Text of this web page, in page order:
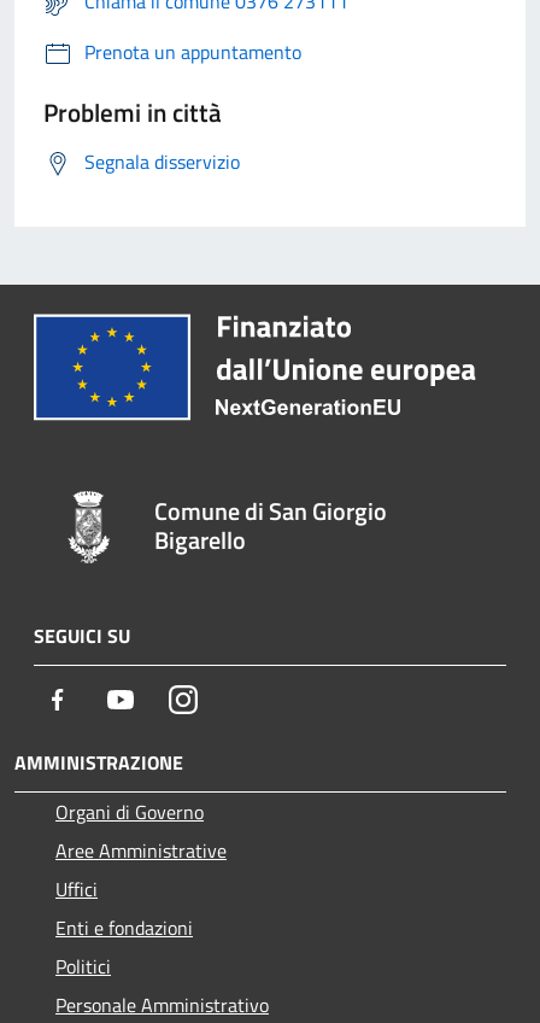
Prenota un appuntamento
Problemi in città
Segnala disservizio
Comune di San Giorgio
Bigarello
SEGUICI SU
Facebook YoutubeInstagram
AMMINISTRAZIONE
Organi di Governo
Aree Amministrative
Uffici
Enti e fondazioni
Politici
Personale Amministrativo